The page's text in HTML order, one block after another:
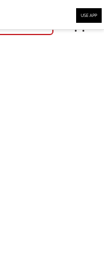
USE APP